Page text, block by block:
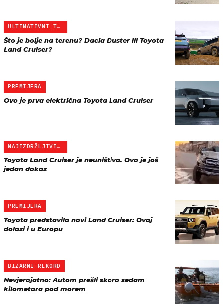
ULTIMATIVNI TEST
Što je bolje na terenu? Dacia Duster ili Toyota
Land Cruiser?
PREMIJERA
Ovo je prva električna Toyota Land Cruiser
NAJIZDRŽLJIVIJI AUTO
Toyota Land Cruiser je neuništiva. Ovo je još
jedan dokaz
PREMIJERA
Toyota predstavila novi Land Cruiser: Ovaj
dolazi i u Europu
BIZARNI REKORD
Nevjerojatno: Autom prešli skoro sedam
kilometara pod morem